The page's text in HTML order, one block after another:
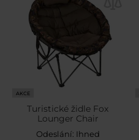
AKCE
Turistické židle Fox
Lounger Chair
Odeslání: Ihned